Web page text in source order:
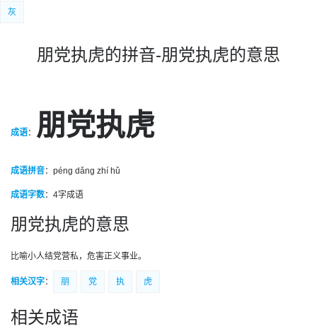
灰
朋党执虎的拼音-朋党执虎的意思
成语： 朋党执虎
成语拼音：péng dǎng zhí hǔ
成语字数： 4字成语
朋党执虎的意思
比喻小人结党营私，危害正义事业。
相关汉字： 朋 党 执 虎
相关成语